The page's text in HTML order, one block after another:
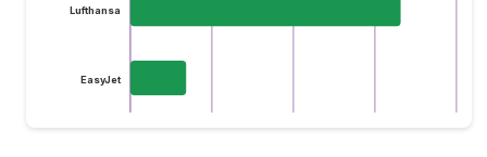
Lufthansa
EasyJet